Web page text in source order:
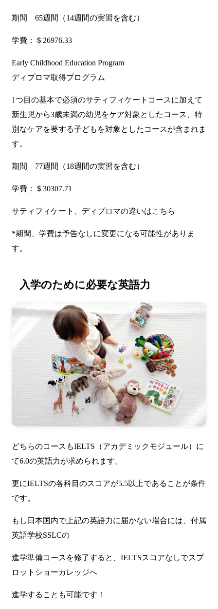
期間 65週間（14週間の実習を含む）
学費：＄26976.33
Early Childhood Education Program
ディプロマ取得プログラム
1つ目の基本で必須のサティフィケートコースに加えて
新生児から3歳未満の幼児をケア対象としたコース、特
別なケアを要する子どもを対象としたコースが含まれま
す。
期間 77週間（18週間の実習を含む）
学費：＄30307.71
サティフィケート、ディプロマの違いはこちら
*期間、学費は予告なしに変更になる可能性がありま
す。
入学のために必要な英語力
どちらのコースもIELTS（アカデミックモジュール）に
て6.0の英語力が求められます。
更にIELTSの各科目のスコアが5.5以上であることが条件
です。
もし日本国内で上記の英語力に届かない場合には、付属
英語学校SSLCの
進学準備コースを修了すると、IELTSスコアなしでスプ
ロットショーカレッジへ
進学することも可能です！